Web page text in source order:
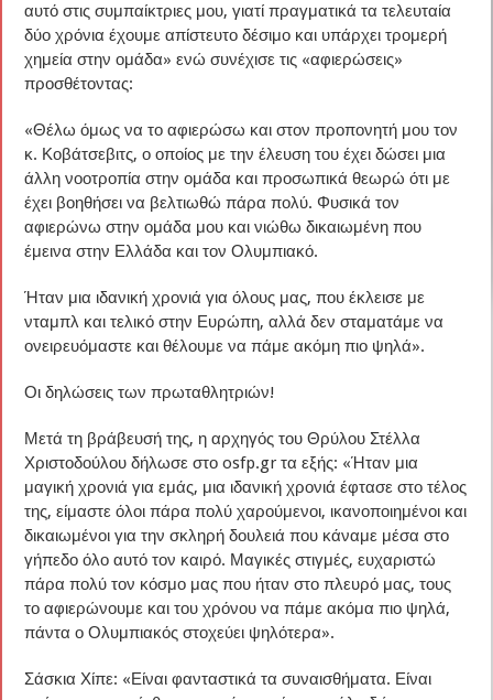
αυτό στις συμπαίκτριες μου, γιατί πραγματικά τα τελευταία
δύο χρόνια έχουμε απίστευτο δέσιμο και υπάρχει τρομερή
χημεία στην ομάδα» ενώ συνέχισε τις «αφιερώσεις»
προσθέτοντας:
«Θέλω όμως να το αφιερώσω και στον προπονητή μου τον
κ. Κοβάτσεβιτς, ο οποίος με την έλευση του έχει δώσει μια
άλλη νοοτροπία στην ομάδα και προσωπικά θεωρώ ότι με
έχει βοηθήσει να βελτιωθώ πάρα πολύ. Φυσικά τον
αφιερώνω στην ομάδα μου και νιώθω δικαιωμένη που
έμεινα στην Ελλάδα και τον Ολυμπιακό.
Ήταν μια ιδανική χρονιά για όλους μας, που έκλεισε με
νταμπλ και τελικό στην Ευρώπη, αλλά δεν σταματάμε να
ονειρευόμαστε και θέλουμε να πάμε ακόμη πιο ψηλά».
Οι δηλώσεις των πρωταθλητριών!
Μετά τη βράβευσή της, η αρχηγός του Θρύλου Στέλλα
Χριστοδούλου δήλωσε στο osfp.gr τα εξής: «Ήταν μια
μαγική χρονιά για εμάς, μια ιδανική χρονιά έφτασε στο τέλος
της, είμαστε όλοι πάρα πολύ χαρούμενοι, ικανοποιημένοι και
δικαιωμένοι για την σκληρή δουλειά που κάναμε μέσα στο
γήπεδο όλο αυτό τον καιρό. Μαγικές στιγμές, ευχαριστώ
πάρα πολύ τον κόσμο μας που ήταν στο πλευρό μας, τους
το αφιερώνουμε και του χρόνου να πάμε ακόμα πιο ψηλά,
πάντα ο Ολυμπιακός στοχεύει ψηλότερα».
Σάσκια Χίπε: «Είναι φανταστικά τα συναισθήματα. Είναι